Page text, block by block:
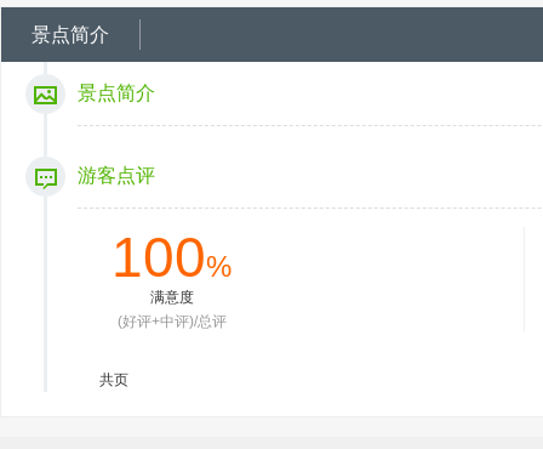
景点简介
景点简介
游客点评
100%
满意度
(好评+中评)/总评
共页